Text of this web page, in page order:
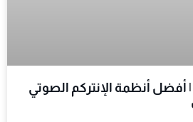
أنظمة الإنتركم الصوتي